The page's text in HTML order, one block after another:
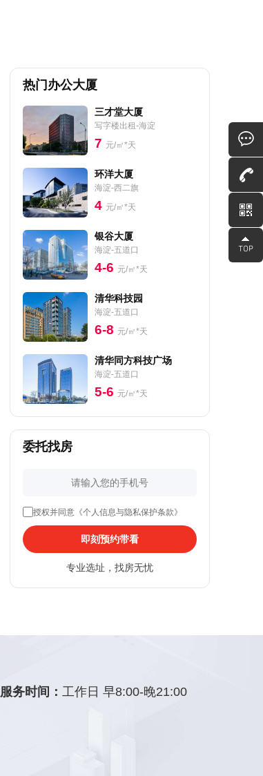
热门办公大厦
三才堂大厦
写字楼出租-海淀
7 元/㎡*天
环洋大厦
海淀-西二旗
4 元/㎡*天
银谷大厦
海淀-五道口
4-6 元/㎡*天
清华科技园
海淀-五道口
6-8 元/㎡*天
清华同方科技广场
海淀-五道口
5-6 元/㎡*天
委托找房
授权并同意《个人信息与隐私保护条款》
即刻预约带看
专业选址，找房无忧
服务时间：工作日 早8:00-晚21:00